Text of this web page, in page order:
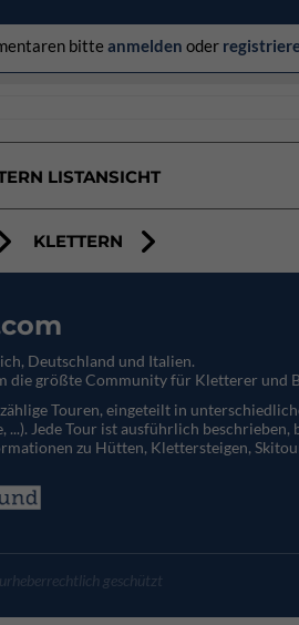
bitte anmelden oder
LISTANSICHT
KLETTERN
Deutschland und Italien.
die größte Community für Kletterer und
Touren, eingeteilt in
...). Jede Tour ist ausführlich beschrieben,
zu Hütten, Klettersteigen,
geschützt